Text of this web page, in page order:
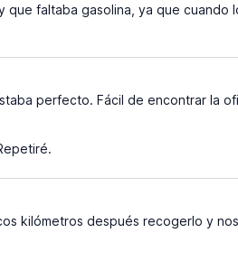
faltaba gasolina, ya que cuando
perfecto. Fácil de encontrar la
kilómetros después recogerlo y